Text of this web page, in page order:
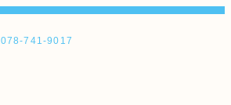
078-741-9017